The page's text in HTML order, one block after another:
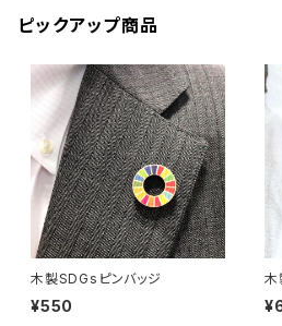
ピックアップ商品
木製SDGsピンバッジ
¥550
木